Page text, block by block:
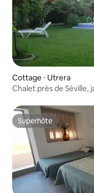
Cottage ⋅ Utrera
Chalet près de Séville,
Superhôte
Superhôte